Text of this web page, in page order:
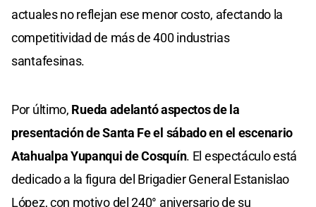
actuales no reflejan ese menor costo, afectando la
competitividad de más de 400 industrias
santafesinas.
Por último, Rueda adelantó aspectos de la
presentación de Santa Fe el sábado en el escenario
Atahualpa Yupanqui de Cosquín. El espectáculo está
dedicado a la figura del Brigadier General Estanislao
López, con motivo del 240° aniversario de su